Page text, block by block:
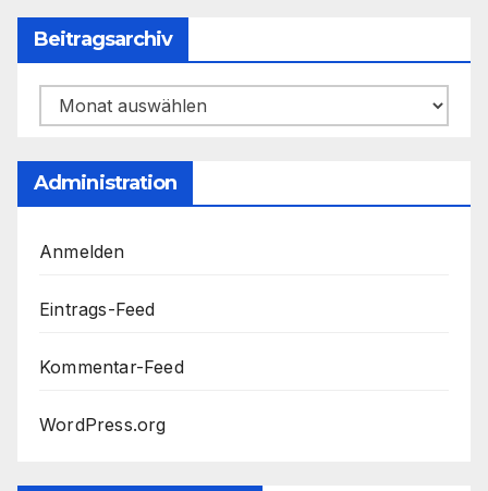
Beitragsarchiv
Beitragsarchiv
Administration
Anmelden
Eintrags-Feed
Kommentar-Feed
WordPress.org